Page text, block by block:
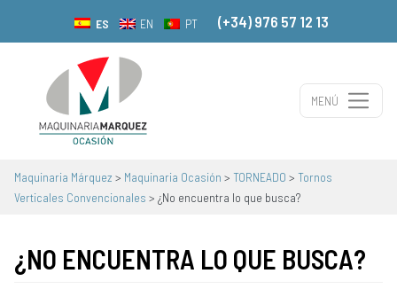
ES EN PT (+34) 976 57 12 13
Navegación principal
MENÚ
Maquinaria Márquez > Maquinaria Ocasión > TORNEADO > Tornos
Verticales Convencionales > ¿No encuentra lo que busca?
¿NO ENCUENTRA LO QUE BUSCA?